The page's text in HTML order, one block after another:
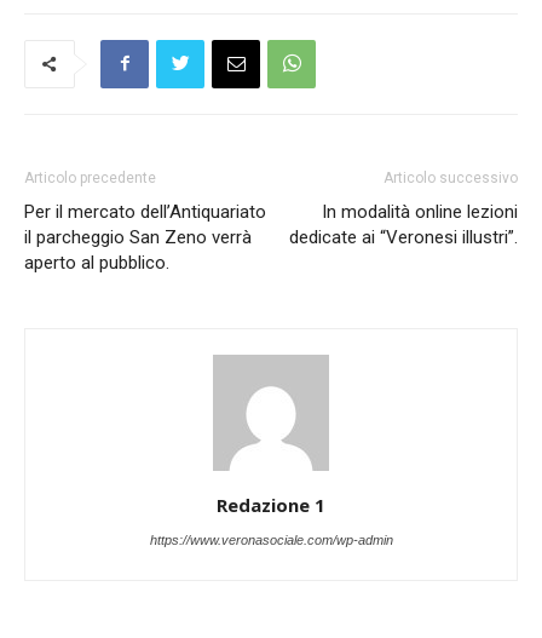
Articolo precedente
Per il mercato dell’Antiquariato
il parcheggio San Zeno verrà
aperto al pubblico.
Articolo successivo
In modalità online lezioni
dedicate ai “Veronesi illustri”.
Redazione 1
https://www.veronasociale.com/wp-admin